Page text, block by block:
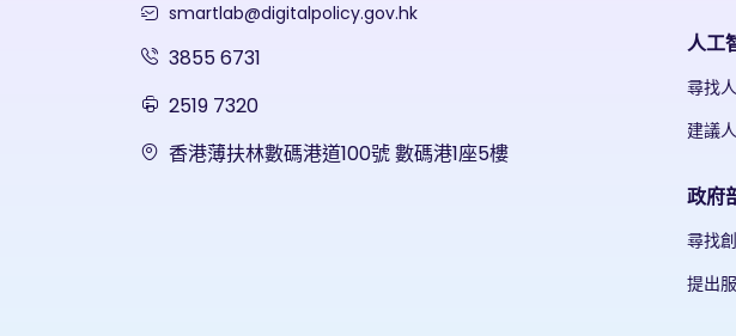
smartlab@digitalpolicy.gov.hk
3855 6731
2519 7320
香港薄扶林數碼港道100號 數碼港1座5樓
人工
尋找
建議
政府
尋找
提出